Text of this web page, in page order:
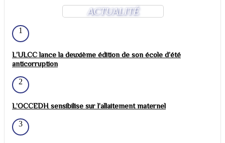
ACTUALITÉ
1
L’ULCC lance la deuxième édition de son école d’été
anticorruption
2
L’OCCEDH sensibilise sur l’allaitement maternel
3